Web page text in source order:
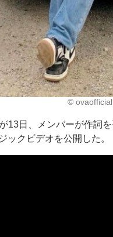
©︎
13日、メンバーが作詞
ックビデオを公開した。